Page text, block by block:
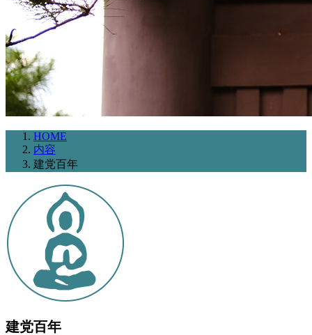
HOME
内容
建党百年
建党百年